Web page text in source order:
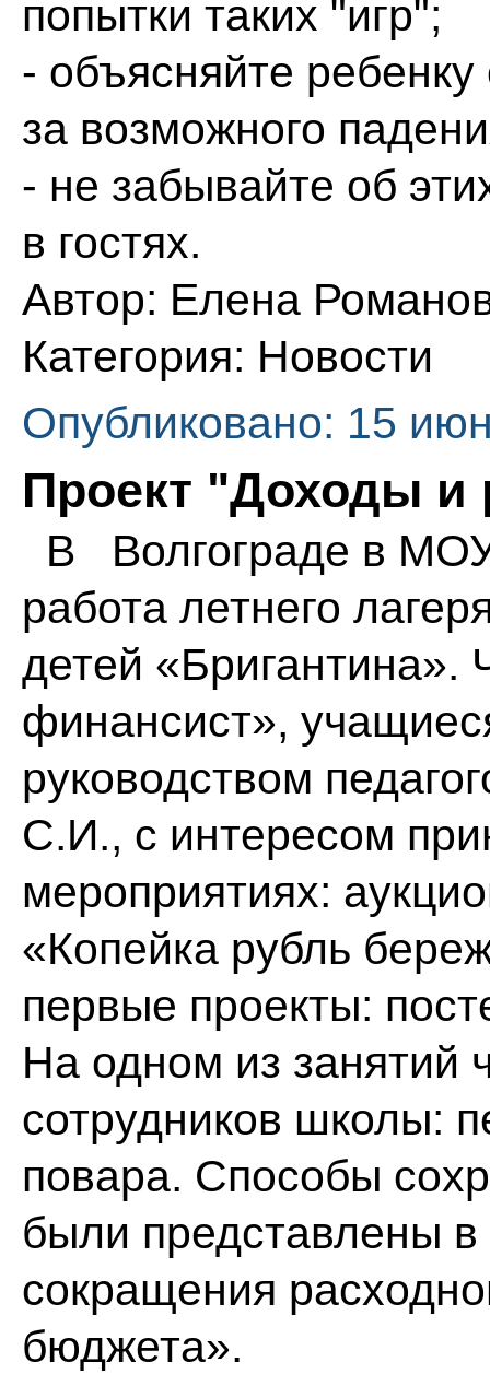
попытки таких "игр";
- объясняйте ребенку
за возможного
- не забывайте об
в гостях.
Автор: Елена
Категория: Новости
Опубликовано: 15
Проект "Доходы и
В Волгограде в
работа летнего
детей
финансист»,
руководством
С.И., с интересом
мероприятиях:
«Копейка рубль
первые проекты:
На одном из занятий
сотрудников школы:
повара. Способы
были представлены
сокращения
бюджета».